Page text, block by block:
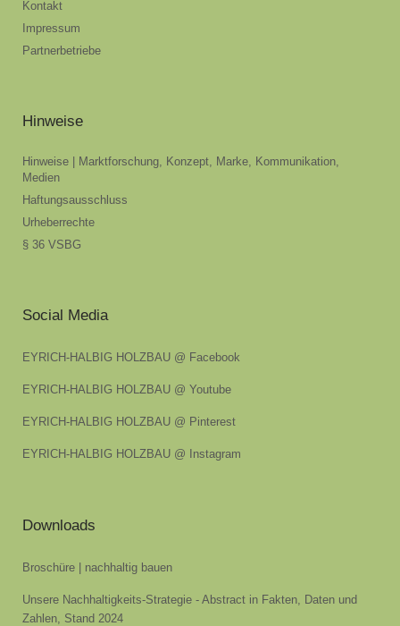
Kontakt
Impressum
Partnerbetriebe
Hinweise
Hinweise | Marktforschung, Konzept, Marke, Kommunikation,
Medien
Haftungsausschluss
Urheberrechte
§ 36 VSBG
Social Media
EYRICH-HALBIG HOLZBAU @ Facebook
EYRICH-HALBIG HOLZBAU @ Youtube
EYRICH-HALBIG HOLZBAU @ Pinterest
EYRICH-HALBIG HOLZBAU @ Instagram
Downloads
Broschüre | nachhaltig bauen
Unsere Nachhaltigkeits-Strategie - Abstract in Fakten, Daten und
Zahlen, Stand 2024